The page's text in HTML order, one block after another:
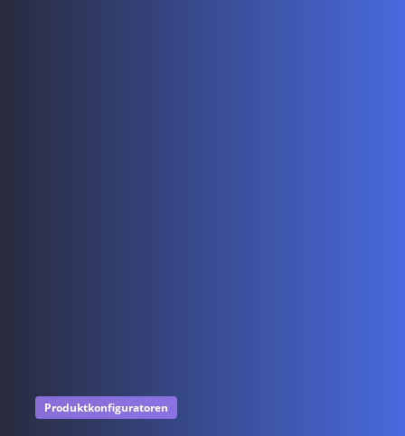
Produktkonfiguratoren